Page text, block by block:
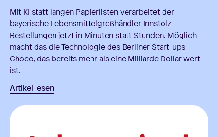
Mit KI statt langen Papierlisten verarbeitet der
bayerische Lebensmittelgroßhändler Innstolz
Bestellungen jetzt in Minuten statt Stunden. Möglich
macht das die Technologie des Berliner Start-ups
Choco, das bereits mehr als eine Milliarde Dollar wert
ist.
Artikel lesen